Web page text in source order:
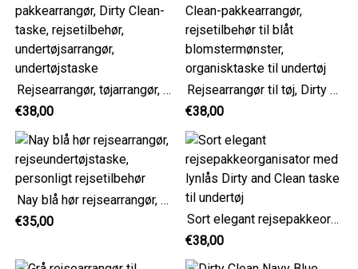
Rejsearrangør, tøjarrangør, pakkearrangør, Dirty Clean-taske, rejsetilbehør, undertøjsarrangør, undertøjstaske
€38,00
Rejsearrangør til tøj, Dirty Clean-pakkearrangør, rejsetilbehør til blåt blomstermønster, organisktaske til undertøj
€38,00
Nay blå hør rejsearrangør, rejseundertøjstaske, personligt rejsetilbehør
€35,00
Sort elegant rejsepakkeorganisator med lynlås Dirty and Clean taske til undertøj
€38,00